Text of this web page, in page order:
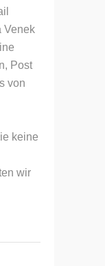
Venek
Post
von
keine
wir